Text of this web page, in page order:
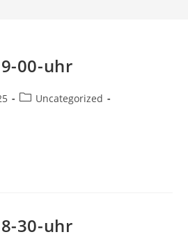
00-uhr
Beitrags-
Uncategorized
30-uhr